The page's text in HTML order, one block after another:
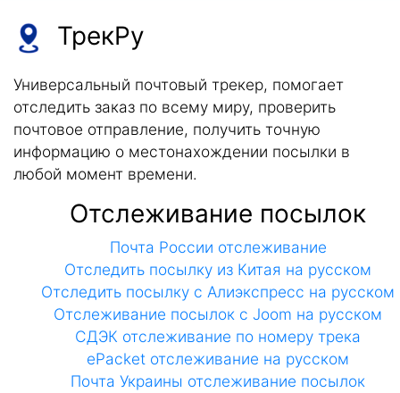
ТрекРу
Универсальный почтовый трекер, помогает
отследить заказ по всему миру, проверить
почтовое отправление, получить точную
информацию о местонахождении посылки в
любой момент времени.
Отслеживание посылок
Почта России отслеживание
Отследить посылку из Китая на русском
Отследить посылку с Алиэкспресс на русском
Отслеживание посылок с Joom на русском
СДЭК отслеживание по номеру трека
ePacket отслеживание на русском
Почта Украины отслеживание посылок